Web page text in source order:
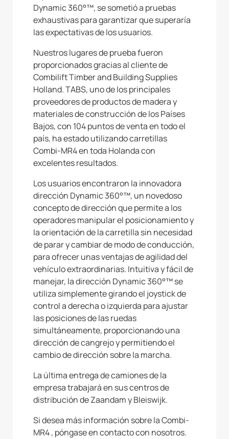
Dynamic 360°™, se sometió a pruebas
exhaustivas para garantizar que superaría
las expectativas de los usuarios.
Nuestros lugares de prueba fueron
proporcionados gracias al cliente de
Combilift Timber and Building Supplies
Holland. TABS, uno de los principales
proveedores de productos de madera y
materiales de construcción de los Países
Bajos, con 104 puntos de venta en todo el
país, ha estado utilizando carretillas
Combi-MR4 en toda Holanda con
excelentes resultados.
Los usuarios encontraron la innovadora
dirección Dynamic 360°™, un novedoso
concepto de dirección que permite a los
operadores manipular el posicionamiento y
la orientación de la carretilla sin necesidad
de parar y cambiar de modo de conducción,
para ofrecer unas ventajas de agilidad del
vehículo extraordinarias. Intuitiva y fácil de
manejar, la dirección Dynamic 360°™ se
utiliza simplemente girando el joystick de
control a derecha o izquierda para ajustar
las posiciones de las ruedas
simultáneamente, proporcionando una
dirección de cangrejo y permitiendo el
cambio de dirección sobre la marcha.
La última entrega de camiones de la
empresa trabajará en sus centros de
distribución de Zaandam y Bleiswijk.
Si desea más información sobre la Combi-
MR4 , póngase en contacto con nosotros.